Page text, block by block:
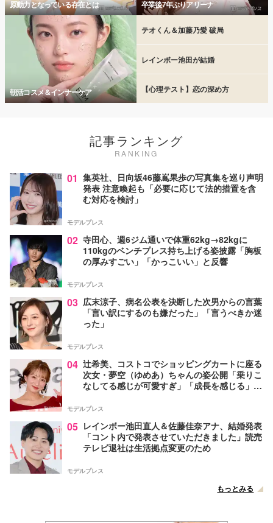
原動力となっている存在とは 卒業後7年ぶりアリーナ
朝活コスメ＆インナーケア
テオくん＆加藤乃愛 破局
レインボー池田が結婚
【心理テスト】恋の深め方
記事ランキング
RANKING
01 集英社、日向坂46藤嶌果歩の写真集を巡り声明
発表 注意喚起も「必要に応じて法的措置を含
む対応を検討」
モデルプレス
02 寺田心、週6ジム通いで体重62kg→82kgに
110kgのベンチプレス持ち上げる姿披露「胸板
の厚みすごい」「かっこいい」と反響
モデルプレス
03 広末涼子、病名公表を決断した次男からの言葉
「言い訳にするのも嫌だった」「言うべきか迷
った」
モデルプレス
04 辻希美、コストコでショッピングカートに座る
次女・夢空（ゆめあ）ちゃんの姿公開「乗りこ
なしてる感じが可愛すぎ」「成長を感じる」の
モデルプレス
05 レインボー池田直人＆佐藤佳奈アナ、結婚発表
「コント内で発表させていただきました」読売
テレビ退社は生活拠点変更のため
モデルプレス
もっとみる